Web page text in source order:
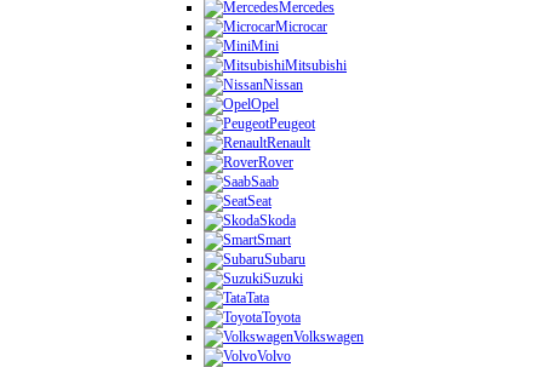
Mercedes
Microcar
Mini
Mitsubishi
Nissan
Opel
Peugeot
Renault
Rover
Saab
Seat
Skoda
Smart
Subaru
Suzuki
Tata
Toyota
Volkswagen
Volvo